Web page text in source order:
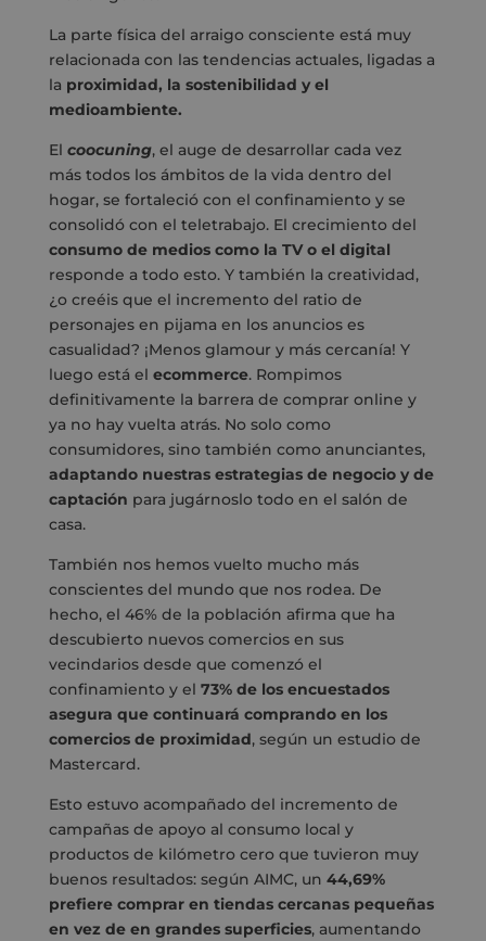
La parte física del arraigo consciente está muy
relacionada con las tendencias actuales, ligadas a
la proximidad, la sostenibilidad y el
medioambiente.
El coocuning, el auge de desarrollar cada vez
más todos los ámbitos de la vida dentro del
hogar, se fortaleció con el confinamiento y se
consolidó con el teletrabajo. El crecimiento del
consumo de medios como la TV o el digital
responde a todo esto. Y también la creatividad,
¿o creéis que el incremento del ratio de
personajes en pijama en los anuncios es
casualidad? ¡Menos glamour y más cercanía! Y
luego está el ecommerce. Rompimos
definitivamente la barrera de comprar online y
ya no hay vuelta atrás. No solo como
consumidores, sino también como anunciantes,
adaptando nuestras estrategias de negocio y de
captación para jugárnoslo todo en el salón de
casa.
También nos hemos vuelto mucho más
conscientes del mundo que nos rodea. De
hecho, el 46% de la población afirma que ha
descubierto nuevos comercios en sus
vecindarios desde que comenzó el
confinamiento y el 73% de los encuestados
asegura que continuará comprando en los
comercios de proximidad, según un estudio de
Mastercard.
Esto estuvo acompañado del incremento de
campañas de apoyo al consumo local y
productos de kilómetro cero que tuvieron muy
buenos resultados: según AIMC, un 44,69%
prefiere comprar en tiendas cercanas pequeñas
en vez de en grandes superficies, aumentando